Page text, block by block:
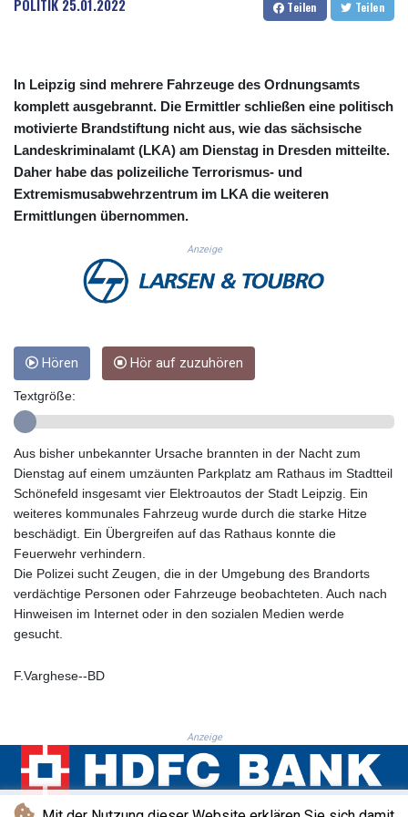
CUC 1.152471
DJF 204.817306
DKK 7.476217
DOP 67.193733
DZD 153.365094
EGP 57.264782
ERN 17.287064
FKP 0.856077
GBP 0.85641
GEL 3.013725
GIP 0.856077
GMD 85.282572
GTQ 8.791437
GYD 241.048608
HKD 9.04099
HNL 30.88171
HRK 7.536585
HTG 150.649793
HUF 364.625083
ILS 3.46629
IMP 0.856077
INR 109.809273
JMD 182.637459
JOD 0.81708
JPY 182.544457
KES 149.083075
KGS 100.783234
POLITIK 25.01.2022 Teilen Teilen
In Leipzig sind mehrere Fahrzeuge des Ordnungsamts
komplett ausgebrannt. Die Ermittler schließen eine politisch
motivierte Brandstiftung nicht aus, wie das sächsische
Landeskriminalamt (LKA) am Dienstag in Dresden mitteilte.
Daher habe das polizeiliche Terrorismus- und
Extremismusabwehrzentrum im LKA die weiteren
Ermittlungen übernommen.
Anzeige
Hören Hör auf zuzuhören
Textgröße:
Aus bisher unbekannter Ursache brannten in der Nacht zum
Dienstag auf einem umzäunten Parkplatz am Rathaus im Stadtteil
Schönefeld insgesamt vier Elektroautos der Stadt Leipzig. Ein
weiteres kommunales Fahrzeug wurde durch die starke Hitze
beschädigt. Ein Übergreifen auf das Rathaus konnte die
Feuerwehr verhindern.
Die Polizei sucht Zeugen, die in der Umgebung des Brandorts
verdächtige Personen oder Fahrzeuge beobachteten. Auch nach
Hinweisen im Internet oder in den sozialen Medien werde
gesucht.
F.Varghese--BD
Anzeige